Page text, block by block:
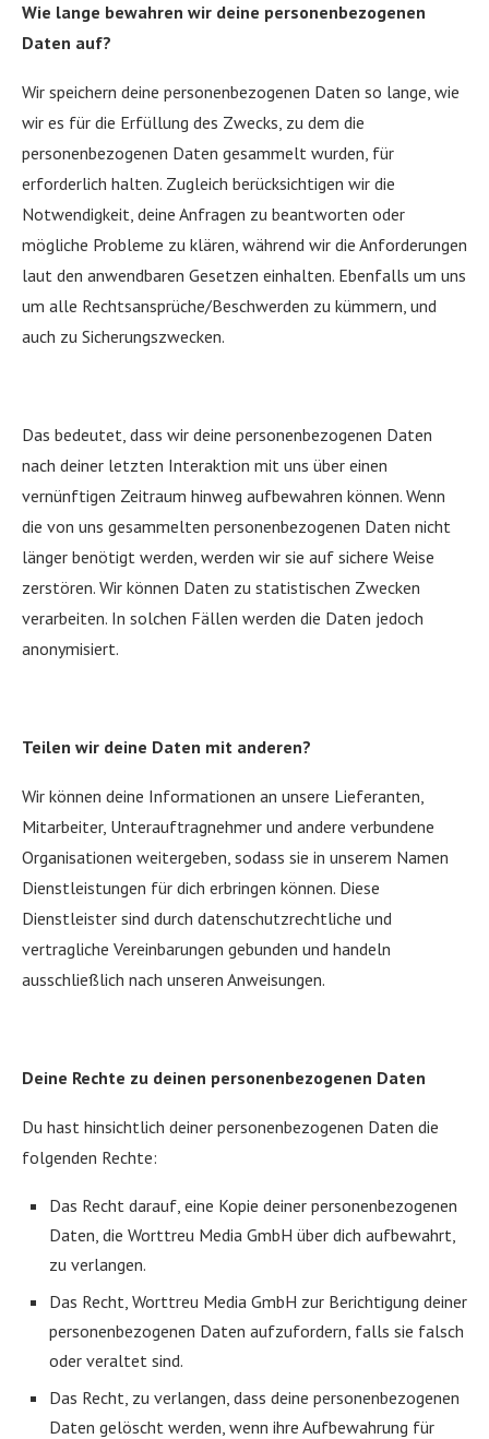
Wie lange bewahren wir deine personenbezogenen
Daten auf?
Wir speichern deine personenbezogenen Daten so lange, wie
wir es für die Erfüllung des Zwecks, zu dem die
personenbezogenen Daten gesammelt wurden, für
erforderlich halten. Zugleich berücksichtigen wir die
Notwendigkeit, deine Anfragen zu beantworten oder
mögliche Probleme zu klären, während wir die Anforderungen
laut den anwendbaren Gesetzen einhalten. Ebenfalls um uns
um alle Rechtsansprüche/Beschwerden zu kümmern, und
auch zu Sicherungszwecken.
Das bedeutet, dass wir deine personenbezogenen Daten
nach deiner letzten Interaktion mit uns über einen
vernünftigen Zeitraum hinweg aufbewahren können. Wenn
die von uns gesammelten personenbezogenen Daten nicht
länger benötigt werden, werden wir sie auf sichere Weise
zerstören. Wir können Daten zu statistischen Zwecken
verarbeiten. In solchen Fällen werden die Daten jedoch
anonymisiert.
Teilen wir deine Daten mit anderen?
Wir können deine Informationen an unsere Lieferanten,
Mitarbeiter, Unterauftragnehmer und andere verbundene
Organisationen weitergeben, sodass sie in unserem Namen
Dienstleistungen für dich erbringen können. Diese
Dienstleister sind durch datenschutzrechtliche und
vertragliche Vereinbarungen gebunden und handeln
ausschließlich nach unseren Anweisungen.
Deine Rechte zu deinen personenbezogenen Daten
Du hast hinsichtlich deiner personenbezogenen Daten die
folgenden Rechte:
Das Recht darauf, eine Kopie deiner personenbezogenen
Daten, die Worttreu Media GmbH über dich aufbewahrt,
zu verlangen.
Das Recht, Worttreu Media GmbH zur Berichtigung deiner
personenbezogenen Daten aufzufordern, falls sie falsch
oder veraltet sind.
Das Recht, zu verlangen, dass deine personenbezogenen
Daten gelöscht werden, wenn ihre Aufbewahrung für